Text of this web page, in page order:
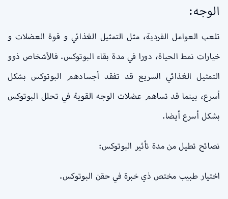
الوجه:
تلعب العوامل الفردية، مثل التمثيل الغذائي و قوة العضلات و
خيارات نمط الحياة، دورا في مدة بقاء البوتوكس. فالأشخاص ذوو
التمثيل الغذائي السريع قد تفقد أجسادهم البوتوكس بشكل
أسرع، بينما قد تساهم عضلات الوجه القوية في تحلل البوتوكس
بشكل أسرع أيضا.
نصائح تطيل من مدة تأثير البوتوكس:
اختيار طبيب مختص ذي خبرة في حقن البوتوكس.